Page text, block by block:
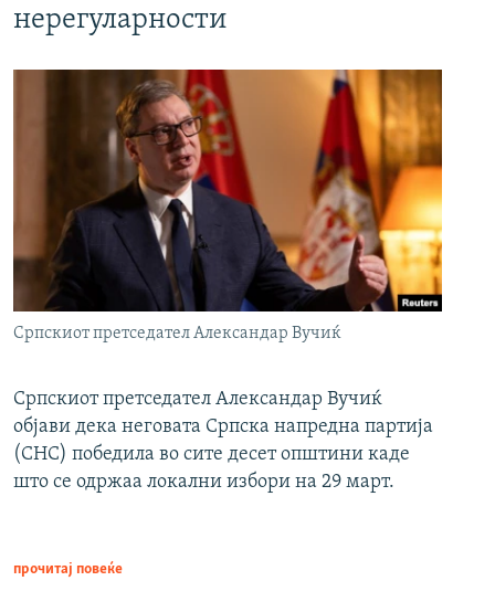
нерегуларности
Српскиот претседател Александар Вучиќ
Српскиот претседател Александар Вучиќ
објави дека неговата Српска напредна партија
(СНС) победила во сите десет општини каде
што се одржаа локални избори на 29 март.
прочитај повеќе